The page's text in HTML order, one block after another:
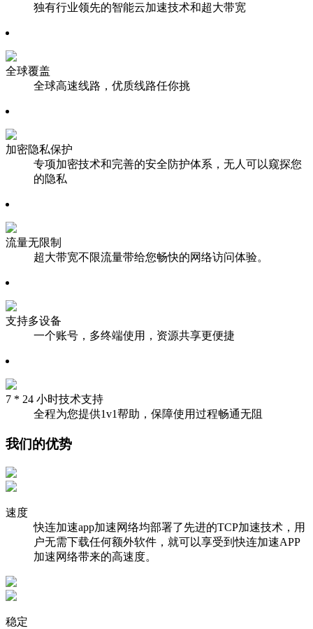
独有行业领先的智能云加速技术和超大带宽
全球覆盖
全球高速线路，优质线路任你挑
加密隐私保护
专项加密技术和完善的安全防护体系，无人可以窥探您
的隐私
流量无限制
超大带宽不限流量带给您畅快的网络访问体验。
支持多设备
一个账号，多终端使用，资源共享更便捷
7 * 24 小时技术支持
全程为您提供1v1帮助，保障使用过程畅通无阻
我们的优势
速度
快连加速app加速网络均部署了先进的TCP加速技术，用
户无需下载任何额外软件，就可以享受到快连加速APP
加速网络带来的高速度。
稳定